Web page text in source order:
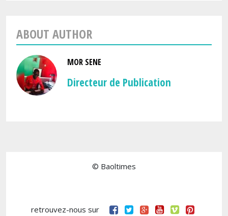
ABOUT AUTHOR
MOR SENE
Directeur de Publication
© Baoltimes
retrouvez-nous sur